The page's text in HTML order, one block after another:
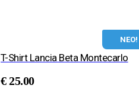
ΝΕΟ!
T-Shirt Lancia Beta Montecarlo
€ 25.00